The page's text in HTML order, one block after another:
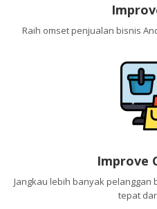
Raih omset penjualan bisnis
Improve
Jangkau lebih banyak
tepat